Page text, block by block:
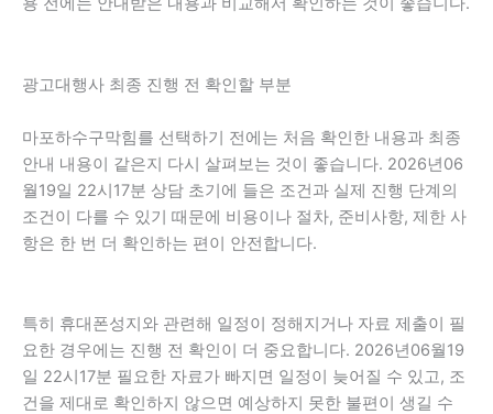
광고대행사 최종 진행 전 확인할 부분
마포하수구막힘를 선택하기 전에는 처음 확인한 내용과 최종
안내 내용이 같은지 다시 살펴보는 것이 좋습니다. 2026년06
월19일 22시17분 상담 초기에 들은 조건과 실제 진행 단계의
조건이 다를 수 있기 때문에 비용이나 절차, 준비사항, 제한 사
항은 한 번 더 확인하는 편이 안전합니다.
특히 휴대폰성지와 관련해 일정이 정해지거나 자료 제출이 필
요한 경우에는 진행 전 확인이 더 중요합니다. 2026년06월19
일 22시17분 필요한 자료가 빠지면 일정이 늦어질 수 있고, 조
건을 제대로 확인하지 않으면 예상하지 못한 불편이 생길 수